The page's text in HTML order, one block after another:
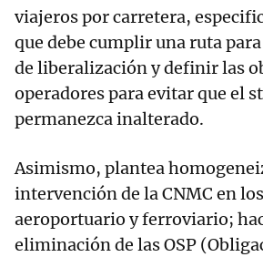
viajeros por carretera,
que debe cumplir una ruta
de liberalización y definir las
operadores para evitar que el
permanezca inalterado.
Asimismo, plantea
intervención de la CNMC en
aeroportuario y ferroviario;
eliminación de las OSP